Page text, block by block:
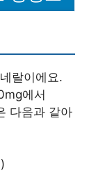
랄이에요.
에서
다음과 같아